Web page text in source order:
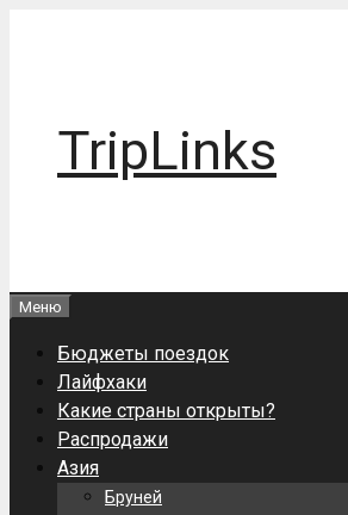
TripLinks
Меню
Бюджеты поездок
Лайфхаки
Какие страны открыты?
Распродажи
Азия
Бруней